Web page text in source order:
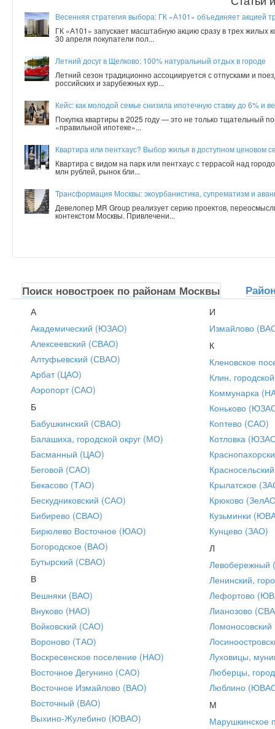
Весенняя стратегия выбора: ГК «А101» объединяет акцией
ГК «А101» запускает масштабную акцию сразу в трех
30 апреля покупатели пол...
Летний досуг в Щелково: 100% натуральный отдых в городе
Летний сезон традиционно ассоциируется с отпусками и
российских и зарубежных кур...
Кейс: как молодой семье снизила ипотечную ставку до 6% и
Покупка квартиры в 2025 году — это не только тщательный
«правильной ипотеке»...
Квартира или пентхаус? Выбор жилья в доступном ценовом
Квартира с видом на парк или пентхаус с террасой над
млн рублей, рынок бли...
Трансформация Москвы: экоурбанистика, супрематизм и
Девелопер MR Group реализует серию проектов,
контекстом Москвы. Привлечени...
Поиск новостроек по районам Москвы
А
Академический (ЮЗАО)
Алексеевский (СВАО)
Алтуфьевский (СВАО)
Арбат (ЦАО)
Аэропорт (САО)
Б
Бабушкинский (СВАО)
Балашиха, городской округ (МО)
Басманный (ЦАО)
Беговой (САО)
Бекасово (ТАО)
Бескудниковский (САО)
Бибирево (СВАО)
Бирюлево Восточное (ЮАО)
Богородское (ВАО)
Бутырский (СВАО)
В
Вешняки (ВАО)
Внуково (НАО)
Войковский (САО)
Вороново (ТАО)
Воскресенское поселение (НАО)
Восточное Дегунино (САО)
Восточное Измайлово (ВАО)
Восточный (ВАО)
Выхино-Жулебино (ЮВАО)
И
Измайлово
К
Кленовское
Клин,
Коммунарка
Коньково
Коптево (САО)
Котловка
Крылатское
Крюково
Кузьминки
Кунцево (ЗАО)
Л
Ленинский,
Лефортово
Лианозово
Луховицы,
Люберцы,
Люблино
М
Марушкинское